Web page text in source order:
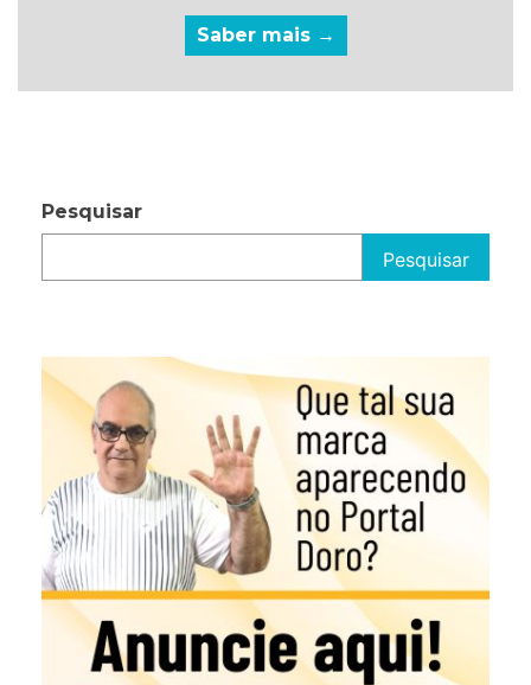
Saber mais →
Pesquisar
Pesquisar